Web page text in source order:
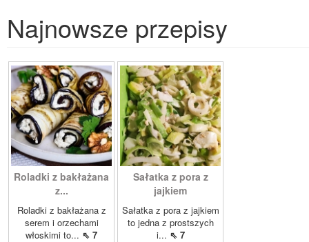
Najnowsze przepisy
Roladki z bakłażana
z...
Roladki z bakłażana z
serem i orzechami
włoskimi to... ⇖ 7
Sałatka z pora z
jajkiem
Sałatka z pora z jajkiem
to jedna z prostszych
i... ⇖ 7